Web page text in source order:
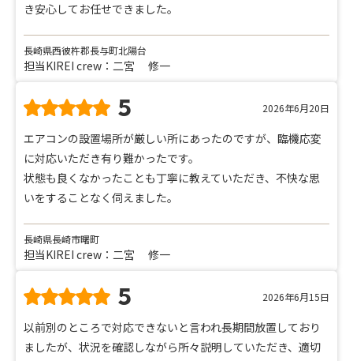
き安心してお任せできました。
長崎県西彼杵郡長与町北陽台
担当KIREI crew：二宮 修一
5 2026年6月20日
エアコンの設置場所が厳しい所にあったのですが、臨機応変
に対応いただき有り難かったです。
状態も良くなかったことも丁寧に教えていただき、不快な思
いをすることなく伺えました。
長崎県長崎市曙町
担当KIREI crew：二宮 修一
5 2026年6月15日
以前別のところで対応できないと言われ長期間放置しており
ましたが、状況を確認しながら所々説明していただき、適切